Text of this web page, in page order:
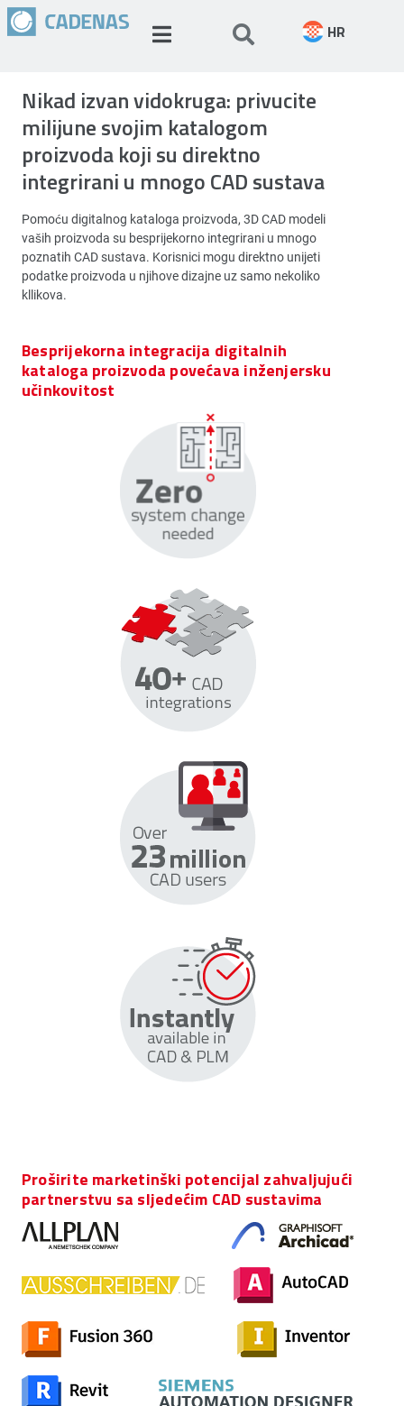
HR
Nikad izvan vidokruga: privucite
milijune svojim katalogom
proizvoda koji su direktno
integrirani u mnogo CAD sustava
Pomoću digitalnog kataloga proizvoda, 3D CAD modeli
vaših proizvoda su besprijekorno integrirani u mnogo
poznatih CAD sustava. Korisnici mogu direktno unijeti
podatke proizvoda u njihove dizajne uz samo nekoliko
kllikova.
Besprijekorna integracija digitalnih
kataloga proizvoda povećava inženjersku
učinkovitost
Proširite marketinški potencijal zahvaljujući
partnerstvu sa sljedećim CAD sustavima